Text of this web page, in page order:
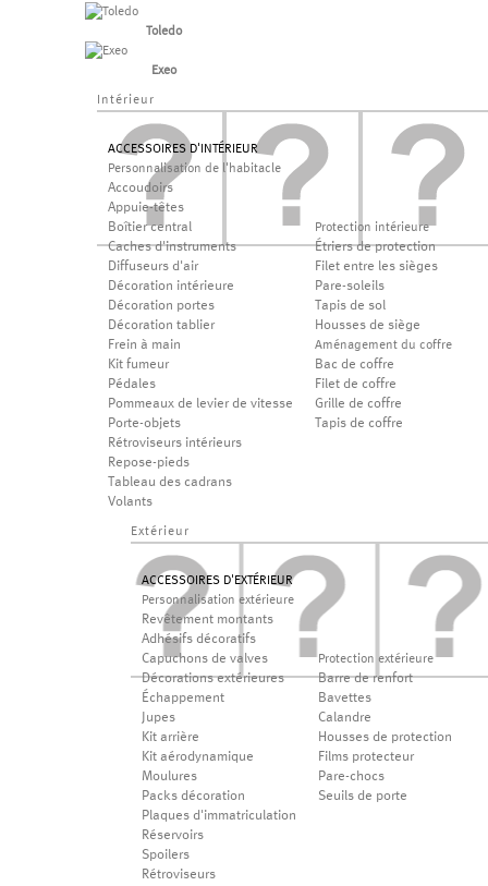
Toledo
Exeo
Intérieur
ACCESSOIRES D'INTÉRIEUR
Personnalisation de l'habitacle
Accoudoirs
Appuie-têtes
Boîtier central
Caches d'instruments
Diffuseurs d'air
Décoration intérieure
Décoration portes
Décoration tablier
Frein à main
Kit fumeur
Pédales
Pommeaux de levier de vitesse
Porte-objets
Rétroviseurs intérieurs
Repose-pieds
Tableau des cadrans
Volants
Protection intérieure
Étriers de protection
Filet entre les sièges
Pare-soleils
Tapis de sol
Housses de siège
Aménagement du coffre
Bac de coffre
Filet de coffre
Grille de coffre
Tapis de coffre
Extérieur
ACCESSOIRES D'EXTÉRIEUR
Personnalisation extérieure
Revêtement montants
Adhésifs décoratifs
Capuchons de valves
Décorations extérieures
Échappement
Jupes
Kit arrière
Kit aérodynamique
Moulures
Packs décoration
Plaques d'immatriculation
Réservoirs
Spoilers
Rétroviseurs
Protection extérieure
Barre de renfort
Bavettes
Calandre
Housses de protection
Films protecteur
Pare-chocs
Seuils de porte